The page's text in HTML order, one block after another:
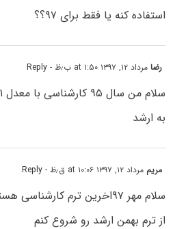
استفاده کنه یا فقط برای ۹۷؟؟
رضامرداد ۱۲, ۱۳۹۷ at ۱:۵۰ ب٫ظ - Reply
به ارشد
مریم مرداد ۱۲, ۱۳۹۷ at ۱۰:۰۶ ق٫ظ - Reply
سلام مهر ۹۷اخرین ترم
از ترم بهمن ارشد رو شروع کنم